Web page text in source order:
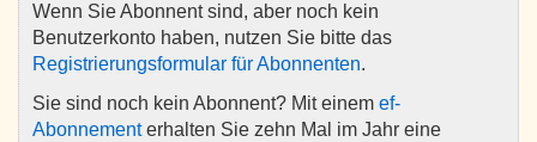
Wenn Sie Abonnent sind, aber noch kein
Benutzerkonto haben, nutzen Sie bitte das
Registrierungsformular für Abonnenten.
Sie sind noch kein Abonnent? Mit einem ef-
Abonnementerhalten Sie zehn Mal im Jahr eine